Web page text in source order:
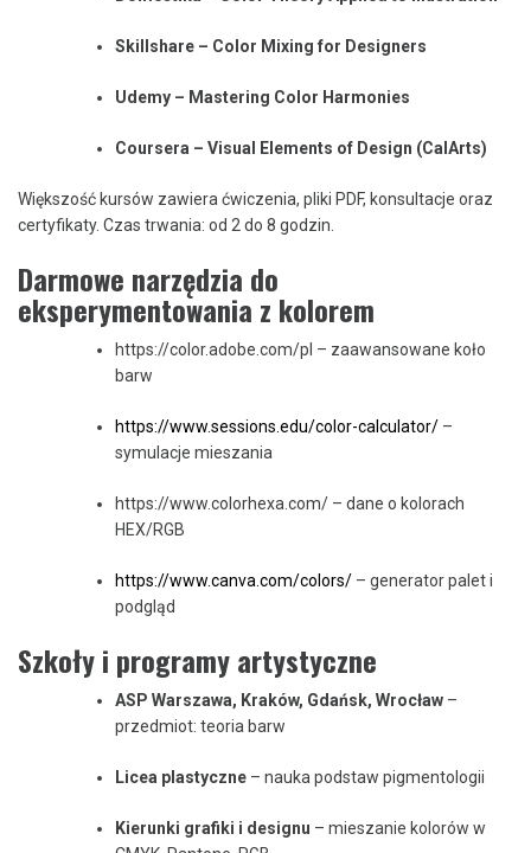
Skillshare – Color Mixing for Designers
Udemy – Mastering Color Harmonies
Coursera – Visual Elements of Design (CalArts)
Większość kursów zawiera ćwiczenia, pliki PDF, konsultacje oraz
certyfikaty. Czas trwania: od 2 do 8 godzin.
Darmowe narzędzia do
eksperymentowania z kolorem
https://color.adobe.com/pl – zaawansowane koło
barw
https://www.sessions.edu/color-calculator/ –
symulacje mieszania
https://www.colorhexa.com/ – dane o kolorach
HEX/RGB
https://www.canva.com/colors/ – generator palet i
podgląd
Szkoły i programy artystyczne
ASP Warszawa, Kraków, Gdańsk, Wrocław –
przedmiot: teoria barw
Licea plastyczne – nauka podstaw pigmentologii
Kierunki grafiki i designu – mieszanie kolorów w